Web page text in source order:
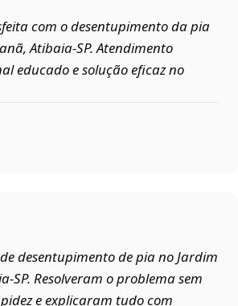
com o desentupimento da pia
Atibaia‑SP. Atendimento
educado e solução eficaz no
desentupimento de pia no Jardim
Resolveram o problema sem
e explicaram tudo com